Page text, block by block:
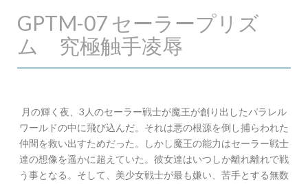
GPTM-07 セーラープリズ
ム 究極触手凌辱
月の輝く夜、3人のセーラー戦士が魔王が創り出したパラレル
ワールドの中に飛び込んだ。それは悪の根源を倒し捕らわれた
仲間を救い出すためだった。しかし魔王の能力はセーラー戦士
達の想像を遥かに超えていた。彼女達はいつしか離れ離れで戦
う事となる。そして、美少女戦士が最も嫌い、苦手とする無数